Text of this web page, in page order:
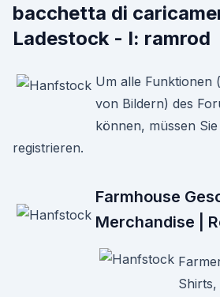
bacchetta di
Ladestock - I: ramrod
Um alle Funktionen
von Bildern) des
können, müssen
registrieren.
Farmhouse
Merchandise |